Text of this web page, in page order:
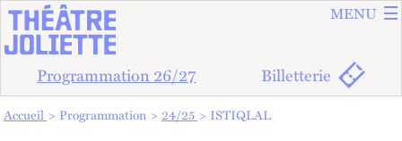
ALLER
ALLER
MENU
Programmation 26/27 Billetterie
Vous êtes dans :
Accueil Programmation 24/25 ISTIQLAL